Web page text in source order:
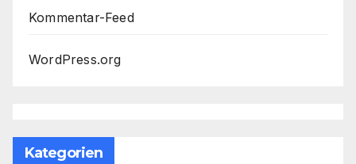
Kommentar-Feed
WordPress.org
Kategorien